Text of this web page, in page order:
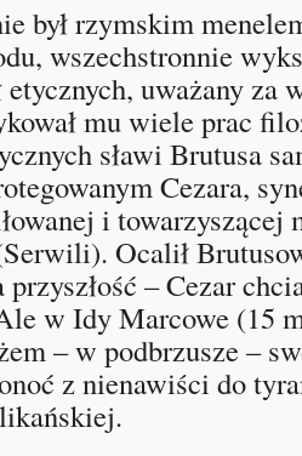
był rzymskim
wszechstronnie
etycznych, uważany za
mu wiele prac
sławi Brutusa
Cezara,
i towarzyszącej
Ocalił
– Cezar
w Idy Marcowe (15
– w podbrzusze –
z nienawiści do